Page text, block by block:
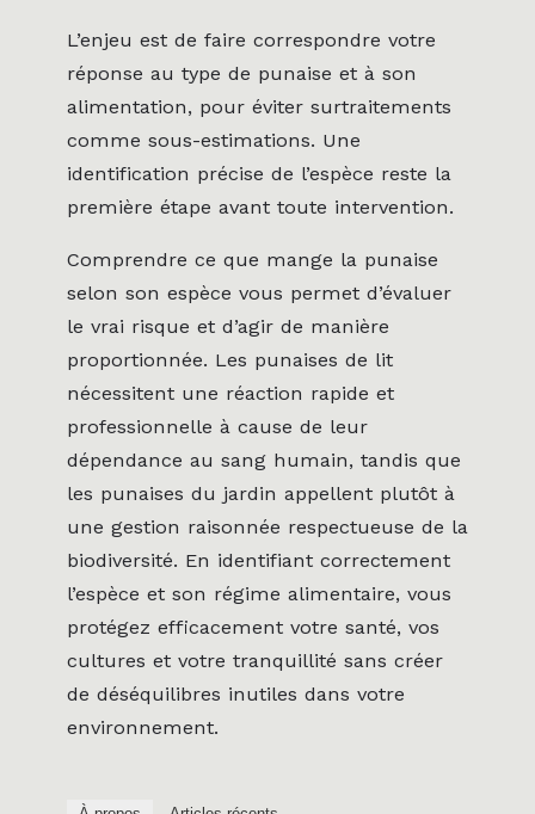
L’enjeu est de faire correspondre votre
réponse au type de punaise et à son
alimentation, pour éviter surtraitements
comme sous-estimations. Une
identification précise de l’espèce reste la
première étape avant toute intervention.
Comprendre ce que mange la punaise
selon son espèce vous permet d’évaluer
le vrai risque et d’agir de manière
proportionnée. Les punaises de lit
nécessitent une réaction rapide et
professionnelle à cause de leur
dépendance au sang humain, tandis que
les punaises du jardin appellent plutôt à
une gestion raisonnée respectueuse de la
biodiversité. En identifiant correctement
l’espèce et son régime alimentaire, vous
protégez efficacement votre santé, vos
cultures et votre tranquillité sans créer
de déséquilibres inutiles dans votre
environnement.